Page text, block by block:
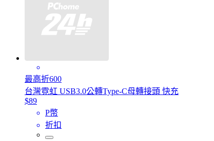
最高折600
台灣霓虹 USB3.0公轉Type-C母轉接頭 快充
$89
P幣
折扣